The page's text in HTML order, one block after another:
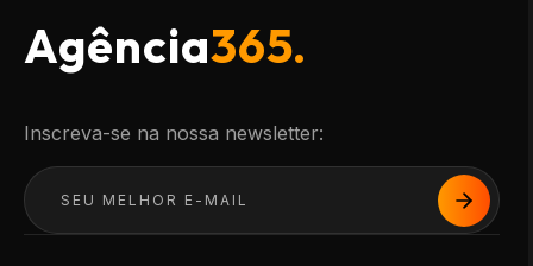
Agência365.
Inscreva-se na nossa newsletter: